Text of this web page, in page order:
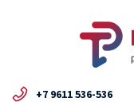
+7 9611 536-536